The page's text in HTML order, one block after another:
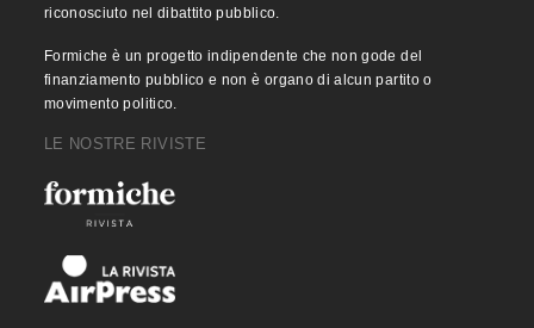
riconosciuto nel dibattito pubblico.
Formiche è un progetto indipendente che non gode del
finanziamento pubblico e non è organo di alcun partito o
movimento politico.
LE NOSTRE RIVISTE